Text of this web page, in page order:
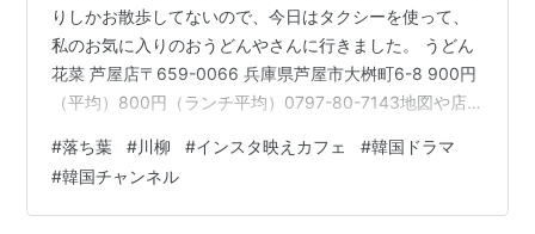
りしかお散歩してないので、今日はタクシーを使って、
私のお気に入りのおうどんやさんに行きました。 うどん
花菜 芦屋店〒659-0066 兵庫県芦屋市大桝町6-8 900円
（平均）800円（ランチ平均）0797-80-7143地図や店
前でタクシーを降りると、 お店の方が道路に散らばっ
た、🍂落ち葉🍂をはいていました。 丁度お店の前が吹き
溜まりになっているのか、大量の落ち葉で大変そうでし
#落ち葉 #川柳 #インスタ映えカフェ #韓国ドラマ
#韓国チャンネル